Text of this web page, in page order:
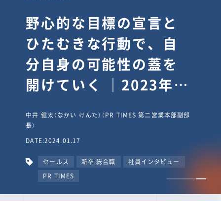
逆境では自分のスタン
スを変え“予想を裏切
り、期待を超える”【真
輔塾・前編】
山田真輔（やまだ しんすけ）（執行役員 兼 Jooto事業部
長）
DATE:2023.09.08
カルチャー CxO キャリア入社 Jooto